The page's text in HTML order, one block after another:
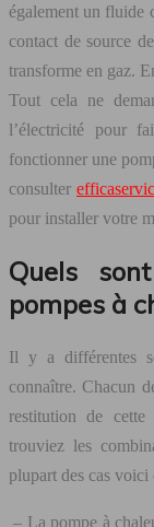
également un fluide
contact de source
transforme en gaz.
Tout cela ne
l’électricité pour
fonctionner une
consulter
pour installer votre
Quels
pompes à
Il y a différentes
connaître. Chacun
restitution de
trouviez les
plupart des cas
– La pompe à